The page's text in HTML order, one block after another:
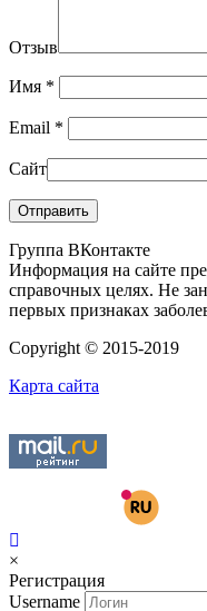
Отзыв
Имя *
Email *
Сайт
Группа ВКонтакте
Информация на сайте
справочных целях. Не
первых признаках
Copyright © 2015-2019
Карта сайта
×
Регистрация
Username